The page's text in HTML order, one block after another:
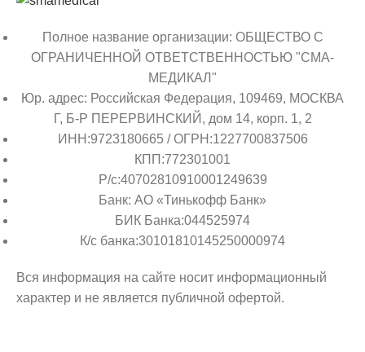
Полное название организации: ОБЩЕСТВО С
ОГРАНИЧЕННОЙ ОТВЕТСТВЕННОСТЬЮ "СМА-
МЕДИКАЛ"
Юр. адрес: Российская Федерация, 109469, МОСКВА
Г, Б-Р ПЕРЕРВИНСКИЙ, дом 14, корп. 1, 2
ИНН:9723180665 / ОГРН:1227700837506
КПП:772301001
Р/с:40702810910001249639
Банк: АО «Тинькофф Банк»
БИК Банка:044525974
К/с банка:30101810145250000974
Вся информация на сайте носит информационный
характер и не является публичной офертой.